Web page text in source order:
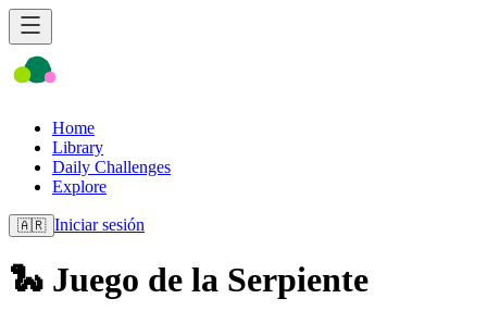
Home
Library
Daily Challenges
Explore
🇦🇷 Iniciar sesión
🐍 Juego de la Serpiente